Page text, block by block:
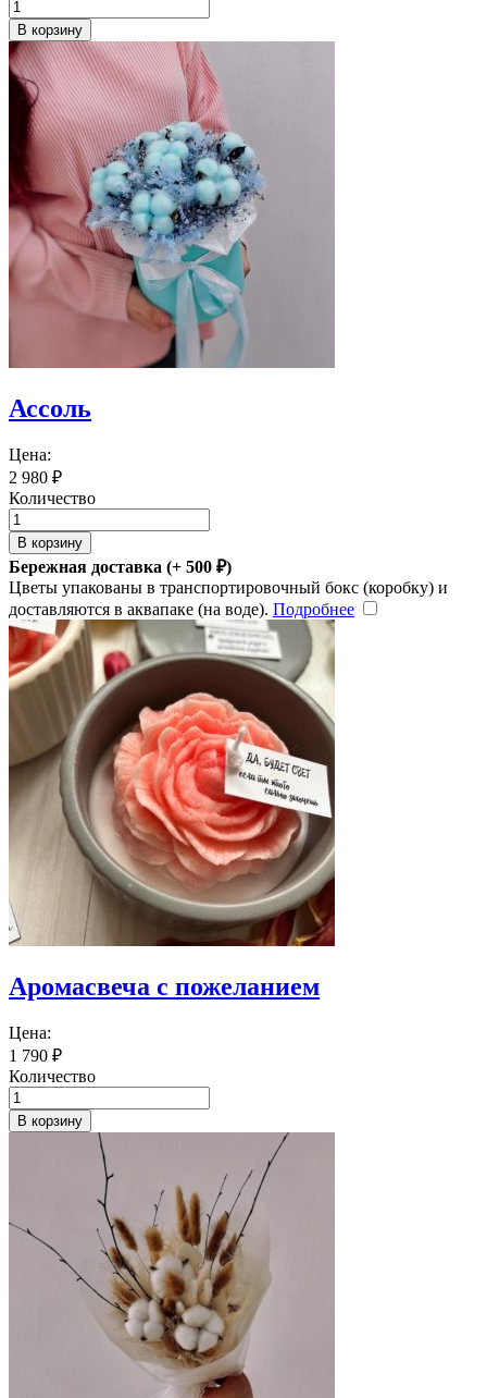
В корзину
Ассоль
Цена:
2 980 ₽
Количество
В корзину
Бережная доставка (+ 500 ₽)
Цветы упакованы в транспортировочный бокс (коробку) и
доставляются в аквапаке (на воде). Подробнее
Аромасвеча с пожеланием
Цена:
1 790 ₽
Количество
В корзину